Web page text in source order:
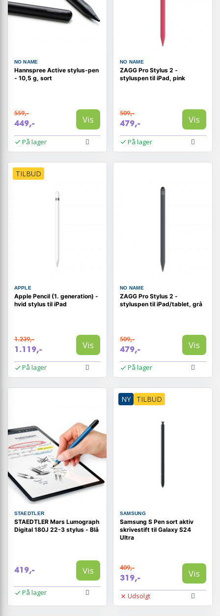
NO NAME
Hannspree Active stylus-pen
- 10,5 g, sort
559,-
449,- Vis
På lager
NO NAME
ZAGG Pro Stylus 2 -
styluspen til iPad, pink
509,-
479,- Vis
På lager
TILBUD
APPLE
Apple Pencil (1. generation) -
hvid stylus til iPad
1.239,-
1.119,- Vis
På lager
NO NAME
ZAGG Pro Stylus 2 -
styluspen til iPad/tablet, grå
509,-
479,- Vis
På lager
STAEDTLER
STAEDTLER Mars Lumograph
Digital 180J 22-3 stylus - Blå
419,- Vis
På lager
NY TILBUD
SAMSUNG
Samsung S Pen sort aktiv
skrivestift til Galaxy S24
Ultra
409,-
319,- Vis
Udsolgt